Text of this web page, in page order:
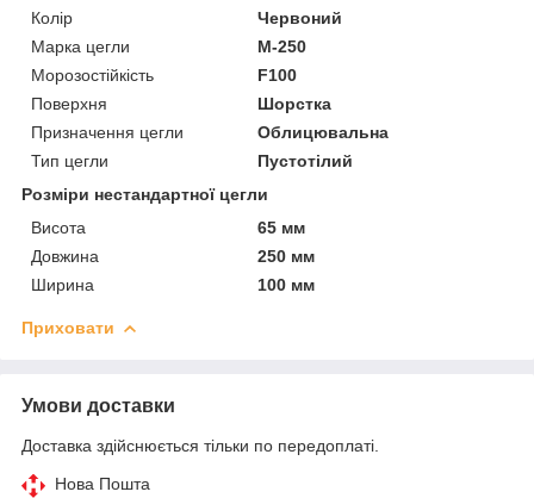
Колір
Червоний
Марка цегли
М-250
Морозостійкість
F100
Поверхня
Шорстка
Призначення цегли
Облицювальна
Тип цегли
Пустотілий
Розміри нестандартної цегли
Висота
65 мм
Довжина
250 мм
Ширина
100 мм
Приховати
Умови доставки
Доставка здійснюється тільки по передоплаті.
Нова Пошта